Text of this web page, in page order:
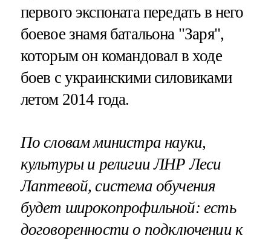
первого экспоната передать в него
боевое знамя батальона "Заря",
которым он командовал в ходе
боев с украинскими силовиками
летом 2014 года.
По словам министра науки,
культуры и религии ЛНР Леси
Лаптевой, система обучения
будет широкопрофильной: есть
договоренности о подключении к